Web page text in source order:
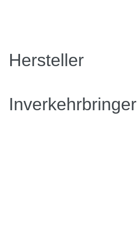
Hersteller
Inverkehrbringer